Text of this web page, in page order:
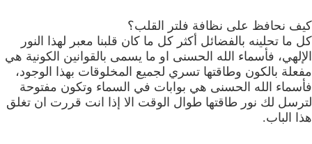
كيف نحافظ على نظافة فلتر القلب؟
كل ما تحلينه بالفضائل أكثر كل ما كان قلبنا معبر لهذا النور
الإلهي، فأسماء الله الحسنى او ما يسمى بالقوانين الكونية هي
مفعلة بالكون وطاقتها تسري لجميع المخلوقات بهذا الوجود،
فأسماء الله الحسنى هي بوابات في السماء وتكون مفتوحة
لترسل لك نور طاقتها طوال الوقت الا إذا انت قررت ان تغلق
هذا الباب.